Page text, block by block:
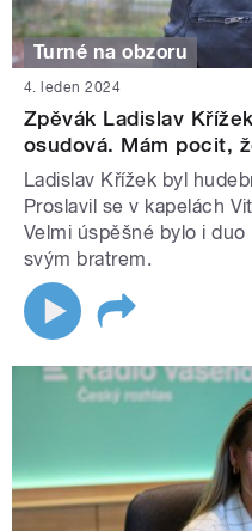
Turné na obzoru
4. leden 2024
Zpěvák Ladislav
osudová. Mám pocit,
Ladislav Křížek byl
Proslavil se v kapelách
Velmi úspěšné bylo i
svým bratrem.